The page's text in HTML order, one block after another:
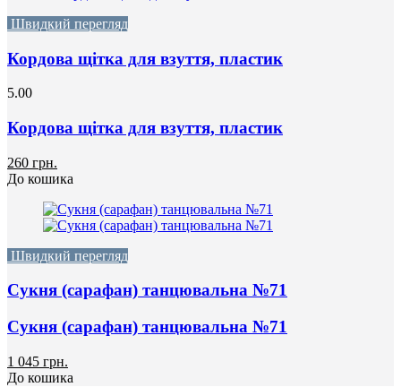
Швидкий перегляд
Кордова щітка для взуття, пластик
5.00
Кордова щітка для взуття, пластик
260 грн.
До кошика
Швидкий перегляд
Сукня (сарафан) танцювальна №71
Сукня (сарафан) танцювальна №71
1 045 грн.
До кошика